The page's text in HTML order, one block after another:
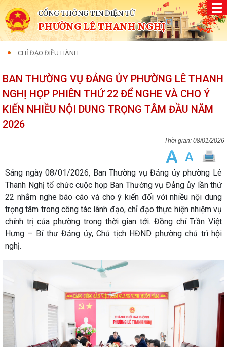
CỔNG THÔNG TIN ĐIỆN TỬ
PHƯỜNG LÊ THANH NGHỊ
CHỈ ĐẠO ĐIỀU HÀNH
BAN THƯỜNG VỤ ĐẢNG ỦY PHƯỜNG LÊ THANH
NGHỊ HỌP PHIÊN THỨ 22 ĐỂ NGHE VÀ CHO Ý
KIẾN NHIỀU NỘI DUNG TRỌNG TÂM ĐẦU NĂM
2026
08/01/2026
Sáng ngày 08/01/2026, Ban Thường vụ Đảng ủy phường Lê
Thanh Nghị tổ chức cuộc họp Ban Thường vụ Đảng ủy lần thứ
22 nhằm nghe báo cáo và cho ý kiến đối với nhiều nội dung
trọng tâm trong công tác lãnh đạo, chỉ đạo thực hiện nhiệm vụ
chính trị của phường trong thời gian tới. Đồng chí Trần Việt
Hưng – Bí thư Đảng ủy, Chủ tịch HĐND phường chủ trì hội
nghị.